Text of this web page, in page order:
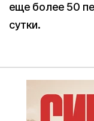
еще более 50
сутки.